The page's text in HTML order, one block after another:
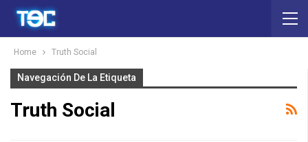
Home Truth Social
Navegación De La Etiqueta
Truth Social